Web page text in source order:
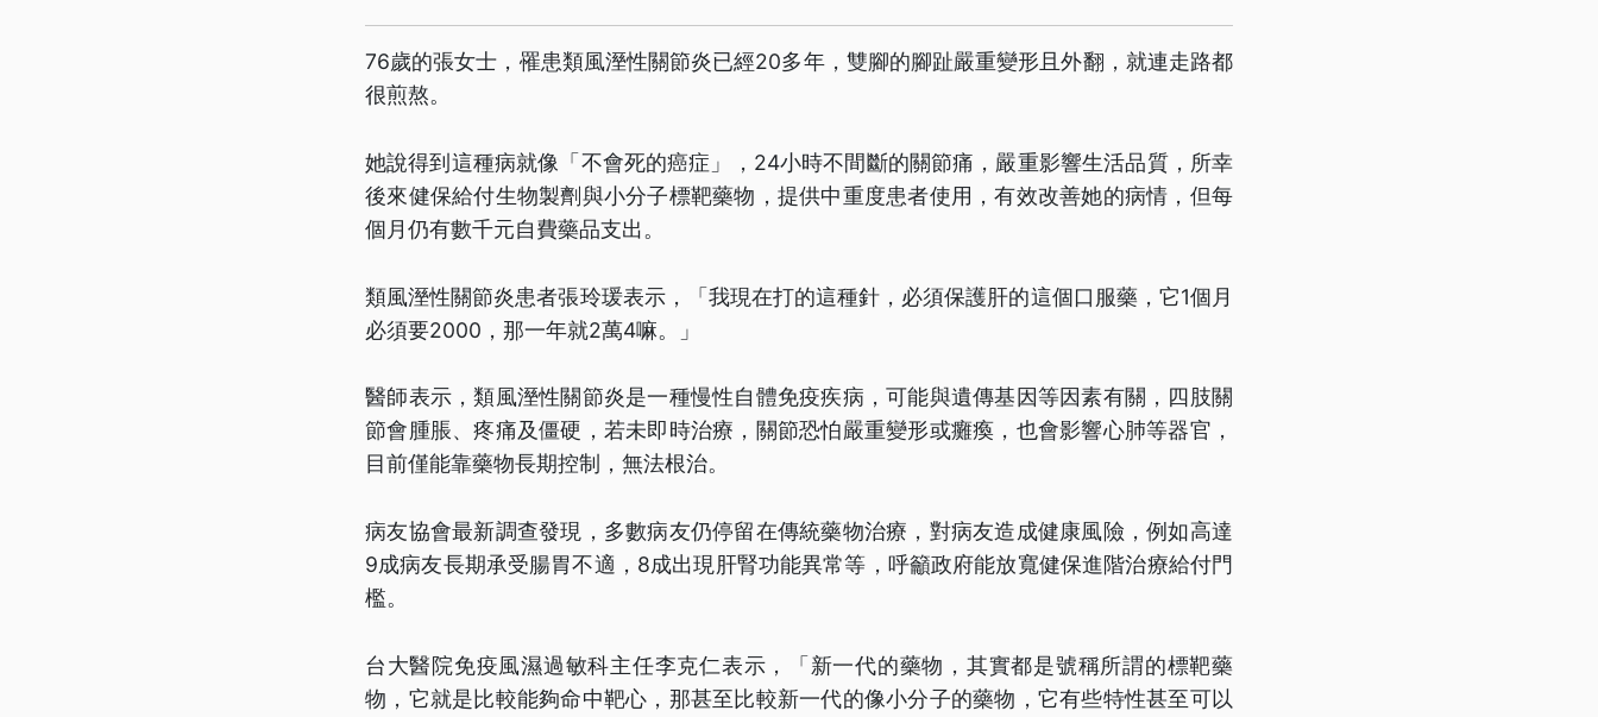
76歲的張女士，罹患類風溼性關節炎已經20多年，雙腳的腳趾嚴重變形且外翻，就連走路都
很煎熬。
她說得到這種病就像「不會死的癌症」，24小時不間斷的關節痛，嚴重影響生活品質，所幸
後來健保給付生物製劑與小分子標靶藥物，提供中重度患者使用，有效改善她的病情，但每
個月仍有數千元自費藥品支出。
類風溼性關節炎患者張玲瑗表示，「我現在打的這種針，必須保護肝的這個口服藥，它1個月
必須要2000，那一年就2萬4嘛。」
醫師表示，類風溼性關節炎是一種慢性自體免疫疾病，可能與遺傳基因等因素有關，四肢關
節會腫脹、疼痛及僵硬，若未即時治療，關節恐怕嚴重變形或癱瘓，也會影響心肺等器官，
目前僅能靠藥物長期控制，無法根治。
病友協會最新調查發現，多數病友仍停留在傳統藥物治療，對病友造成健康風險，例如高達
9成病友長期承受腸胃不適，8成出現肝腎功能異常等，呼籲政府能放寬健保進階治療給付門
檻。
台大醫院免疫風濕過敏科主任李克仁表示，「新一代的藥物，其實都是號稱所謂的標靶藥
物，它就是比較能夠命中靶心，那甚至比較新一代的像小分子的藥物，它有些特性甚至可以